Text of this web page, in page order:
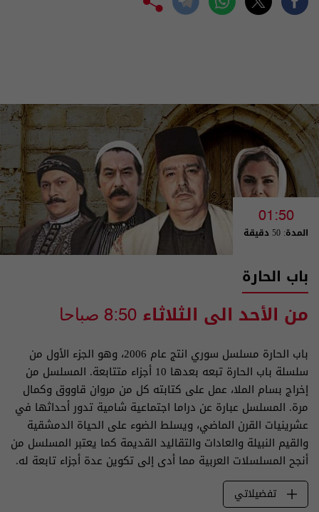
01:50
المدة: 50 دقيقة
باب الحارة
من الأحد الى الثلاثاء 8:50 صباحا
باب الحارة مسلسل سوري انتج عام 2006، وهو الجزء الأول من
سلسلة باب الحارة تبعه بعدها 10 أجزاء متتابعة. المسلسل من
إخراج بسام الملا، عمل على كتابته كل من مروان قاووق وكمال
مرة. المسلسل عبارة عن دراما اجتماعية شامية تدور أحداثها في
عشرينيات القرن الماضي، ويسلط الضوء على الحياة الدمشقية
والقيم النبيلة والعادات والتقاليد القديمة كما يعتبر المسلسل من
أنجح المسلسلات العربية مما أدى إلى تكوين عدة أجزاء تابعة له.
تفضيلاتي